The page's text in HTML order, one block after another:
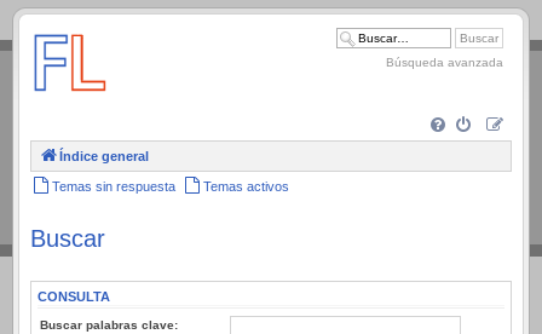
.
Búsqueda avanzada
Índice general
Temas sin respuesta Temas activos
Buscar
CONSULTA
Buscar palabras clave: